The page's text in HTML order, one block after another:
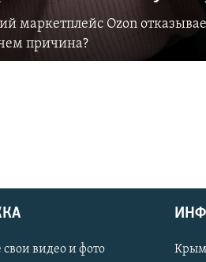
маркетплейс Ozon
причина?
видео и фото